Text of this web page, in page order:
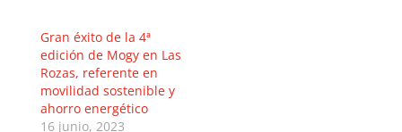
Gran éxito de la 4ª
edición de Mogy en Las
Rozas, referente en
movilidad sostenible y
ahorro energético
16 junio, 2023